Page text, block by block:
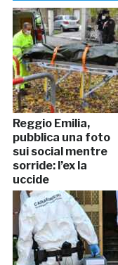
Reggio Emilia,
pubblica una foto
sui social mentre
sorride: l’ex la
uccide